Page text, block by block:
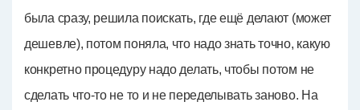
была сразу, решила поискать, где ещё делают (может
дешевле), потом поняла, что надо знать точно, какую
конкретно процедуру надо делать, чтобы потом не
сделать что-то не то и не переделывать заново. На